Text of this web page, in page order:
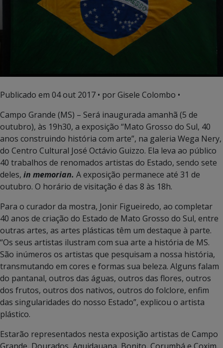
Publicado em 04 out 2017 • por Gisele Colombo •
Campo Grande (MS) – Será inaugurada amanhã (5 de
outubro), às 19h30, a exposição “Mato Grosso do Sul, 40
anos construindo história com arte”, na galeria Wega Nery,
do Centro Cultural José Octávio Guizzo. Ela leva ao público
40 trabalhos de renomados artistas do Estado, sendo sete
deles, in memorian. A exposição permanece até 31 de
outubro. O horário de visitação é das 8 às 18h.
Para o curador da mostra, Jonir Figueiredo, ao completar
40 anos de criação do Estado de Mato Grosso do Sul, entre
outras artes, as artes plásticas têm um destaque à parte.
“Os seus artistas ilustram com sua arte a história de MS.
São inúmeros os artistas que pesquisam a nossa história,
transmutando em cores e formas sua beleza. Alguns falam
do pantanal, outros das águas, outros das flores, outros
dos frutos, outros dos nativos, outros do folclore, enfim
das singularidades do nosso Estado”, explicou o artista
plástico.
Estarão representados nesta exposição artistas de Campo